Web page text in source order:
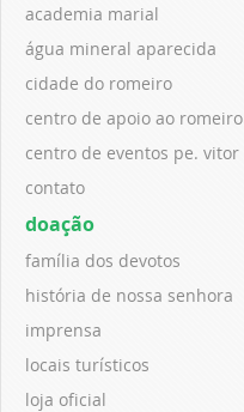
academia marial
água mineral aparecida
cidade do romeiro
centro de apoio ao romeiro
centro de eventos pe. vitor
contato
doação
família dos devotos
história de nossa senhora
imprensa
locais turísticos
loja oficial